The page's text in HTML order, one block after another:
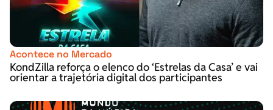
Acontece no Mercado
KondZilla reforça o elenco do ‘Estrelas da Casa’ e vai
orientar a trajetória digital dos participantes